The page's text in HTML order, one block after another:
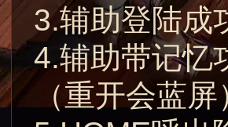
3.辅助登陆成
4.辅助带记忆
（重开会蓝屏